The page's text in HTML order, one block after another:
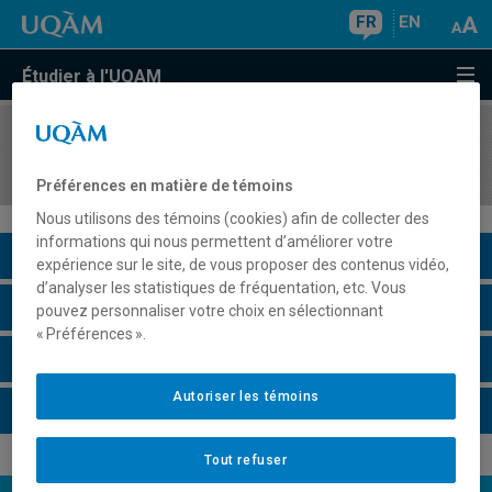
FR EN
Étudier à l'UQAM
COURS//
Description du cours
Horaire - Été 2026
Préférences en matière de témoins
Nous utilisons des témoins (cookies) afin de collecter des
informations qui nous permettent d’améliorer votre
expérience sur le site, de vous proposer des contenus vidéo,
d’analyser les statistiques de fréquentation, etc. Vous
pouvez personnaliser votre choix en sélectionnant
« Préférences ».
Tout refuser
Autoriser les témoins